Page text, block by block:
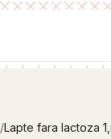
/Lapte fara lactoza